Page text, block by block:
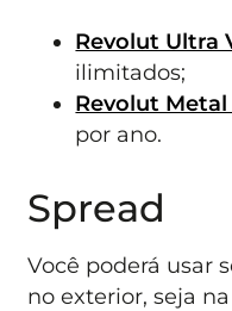
Revolut Ultra
ilimitados;
Revolut
por ano.
Spread
Você poderá usar
no exterior, seja